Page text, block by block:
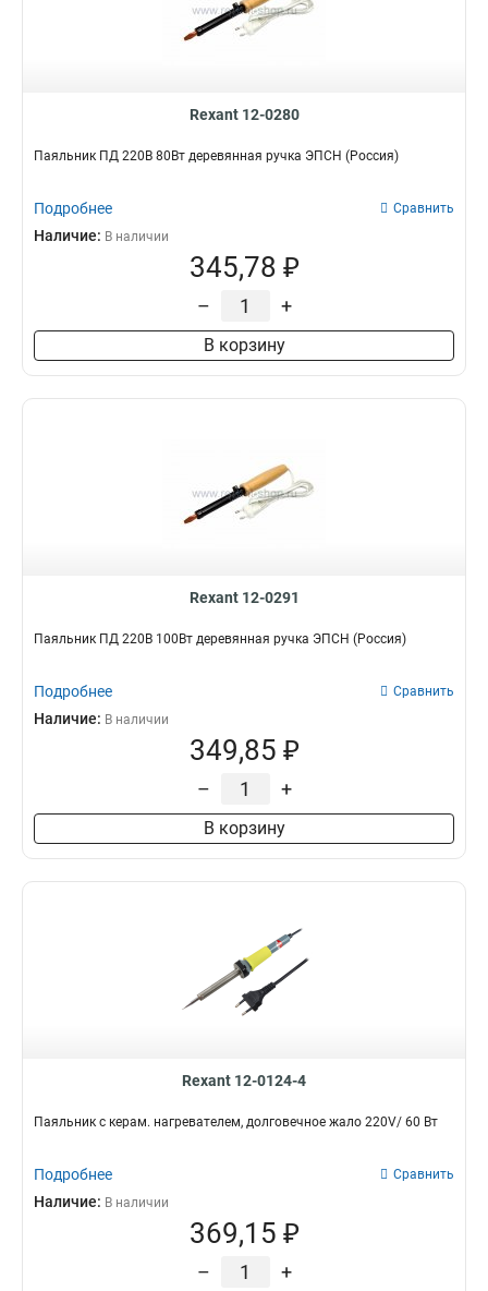
Rexant 12-0280
Паяльник ПД 220В 80Вт деревянная ручка ЭПСН (Россия)
Подробнее Сравнить
Наличие: В наличии
345,78 ₽
– +
В корзину
Rexant 12-0291
Паяльник ПД 220В 100Вт деревянная ручка ЭПСН (Россия)
Подробнее Сравнить
Наличие: В наличии
349,85 ₽
– +
В корзину
Rexant 12-0124-4
Паяльник с керам. нагревателем, долговечное жало 220V/ 60 Вт
Подробнее Сравнить
Наличие: В наличии
369,15 ₽
– +